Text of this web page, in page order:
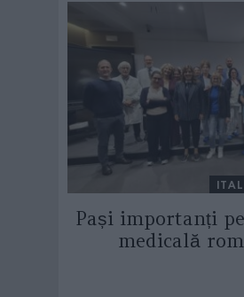
Pași importanți
medicală